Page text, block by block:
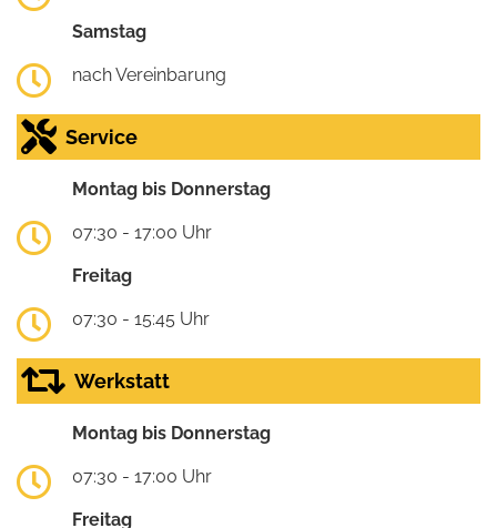
Samstag
nach Vereinbarung
Service
Montag bis Donnerstag
07:30 - 17:00 Uhr
Freitag
07:30 - 15:45 Uhr
Werkstatt
Montag bis Donnerstag
07:30 - 17:00 Uhr
Freitag